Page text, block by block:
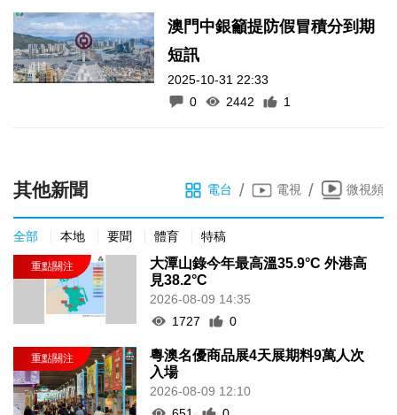
澳門中銀籲提防假冒積分到期
短訊
2025-10-31 22:33
0
2442 1
其他新聞 電台 / 電視 / 微視頻
全部 本地 要聞 體育 特稿
大潭山錄今年最高溫35.9°C 外港高
見38.2°C
2026-08-09 14:35
1727
0
粵澳名優商品展4天展期料9萬人次
入場
2026-08-09 12:10